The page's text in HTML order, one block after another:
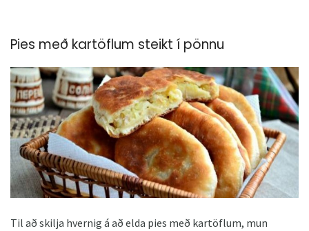
Pies með kartöflum steikt í pönnu
Til að skilja hvernig á að elda pies með kartöflum, mun